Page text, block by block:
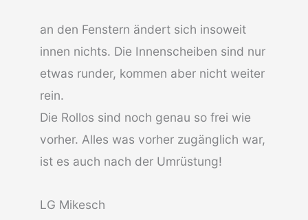
an den Fenstern ändert sich insoweit
innen nichts. Die Innenscheiben sind nur
etwas runder, kommen aber nicht weiter
rein.
Die Rollos sind noch genau so frei wie
vorher. Alles was vorher zugänglich war,
ist es auch nach der Umrüstung!
LG Mikesch